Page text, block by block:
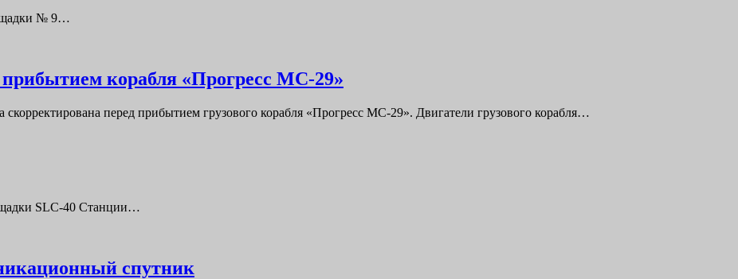
№ 9…
корабля «Прогресс МС-29»
перед прибытием грузового корабля «Прогресс МС-29». Двигатели грузового корабля…
SLC-40 Станции…
спутник